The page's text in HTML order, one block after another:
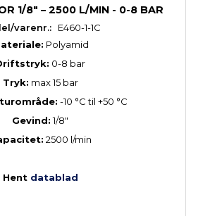
1/8" – 2500 L/MIN - 0-8 BAR
varenr.:
E460-1-1C
Polyamid
0-8 bar
Tryk: max 15 bar
-10 °C til +50 °C
Gevind:1/8"
2500 l/min
Hent datablad